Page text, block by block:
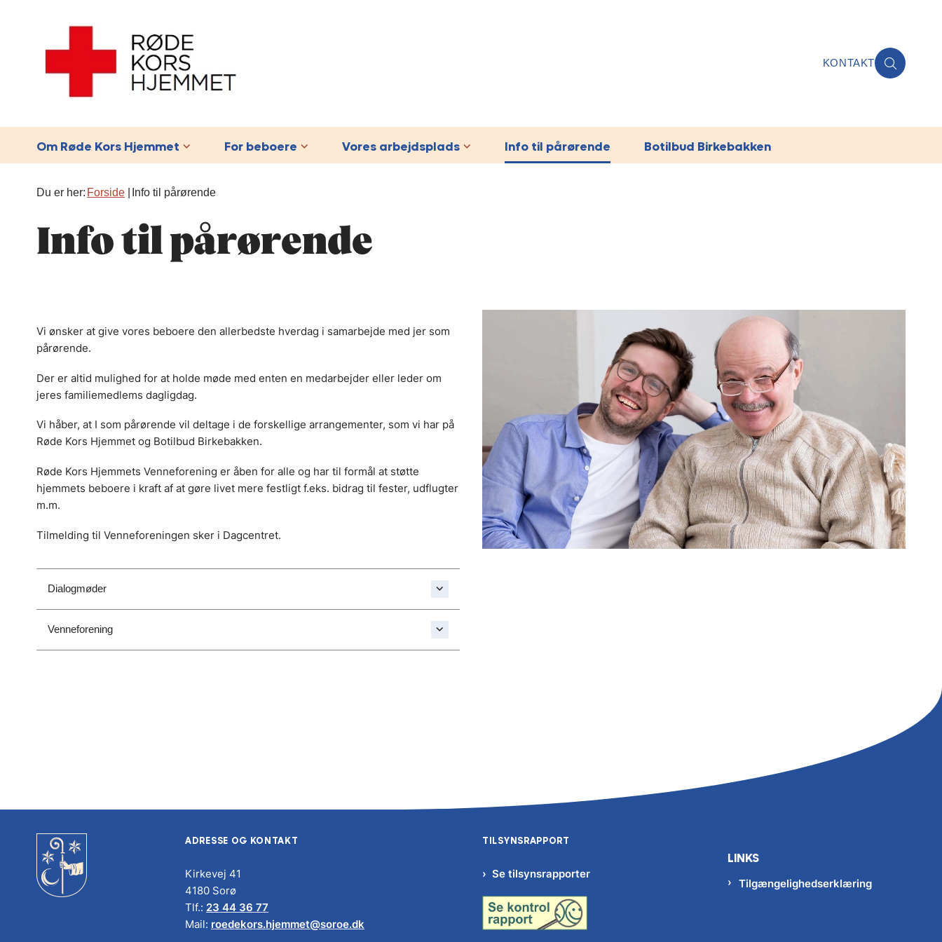
KONTAKT
Om Røde Kors Hjemmet For beboere Vores arbejdsplads Info til pårørende Botilbud Birkebakken
Du er her: Forside Info til pårørende
Info til pårørende
Vi ønsker at give vores beboere den allerbedste hverdag i samarbejde med jer som
pårørende.
Der er altid mulighed for at holde møde med enten en medarbejder eller leder om
jeres familiemedlems dagligdag.
Vi håber, at I som pårørende vil deltage i de forskellige arrangementer, som vi har på
Røde Kors Hjemmet og Botilbud Birkebakken.
Røde Kors Hjemmets Venneforening er åben for alle og har til formål at støtte
hjemmets beboere i kraft af at gøre livet mere festligt f.eks. bidrag til fester, udflugter
m.m.
Tilmelding til Venneforeningen sker i Dagcentret.
Dialogmøder
Venneforening
ADRESSE OG KONTAKT
Kirkevej 41
4180 Sorø
Tlf.: 23 44 36 77
Mail: roedekors.hjemmet@soroe.dk
TILSYNSRAPPORT
Se tilsynsrapporter
LINKS
Tilgængelighedserklæring